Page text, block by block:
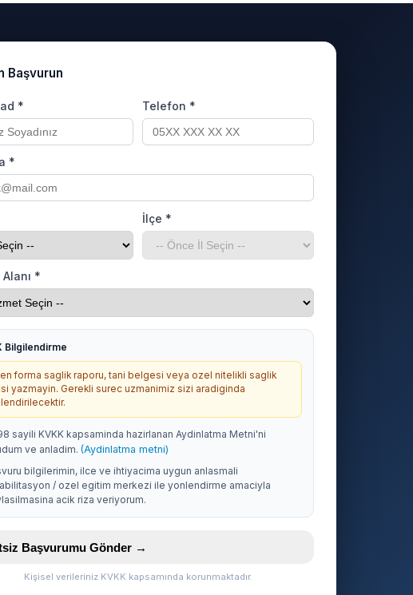
Başvurun
* Telefon *
*
İlçe *
*
Bilgilendirme
forma saglik raporu, tani belgesi veya ozel nitelikli saglik
yazmayin. Gerekli surec uzmanimiz sizi aradiginda
sayili KVKK kapsaminda hazirlanan Aydinlatma Metni'ni
ve anladim. (Aydinlatma metni)
bilgilerimin, ilce ve ihtiyacima uygun anlasmali
/ ozel egitim merkezi ile yonlendirme amaciyla
acik riza veriyorum.
Başvurumu Gönder →
Kişisel verileriniz KVKK kapsamında korunmaktadır.